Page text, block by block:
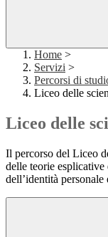
Home >
Servizi >
Percorsi di
Liceo delle
Liceo delle
Il percorso del Liceo
delle teorie
dell’identità